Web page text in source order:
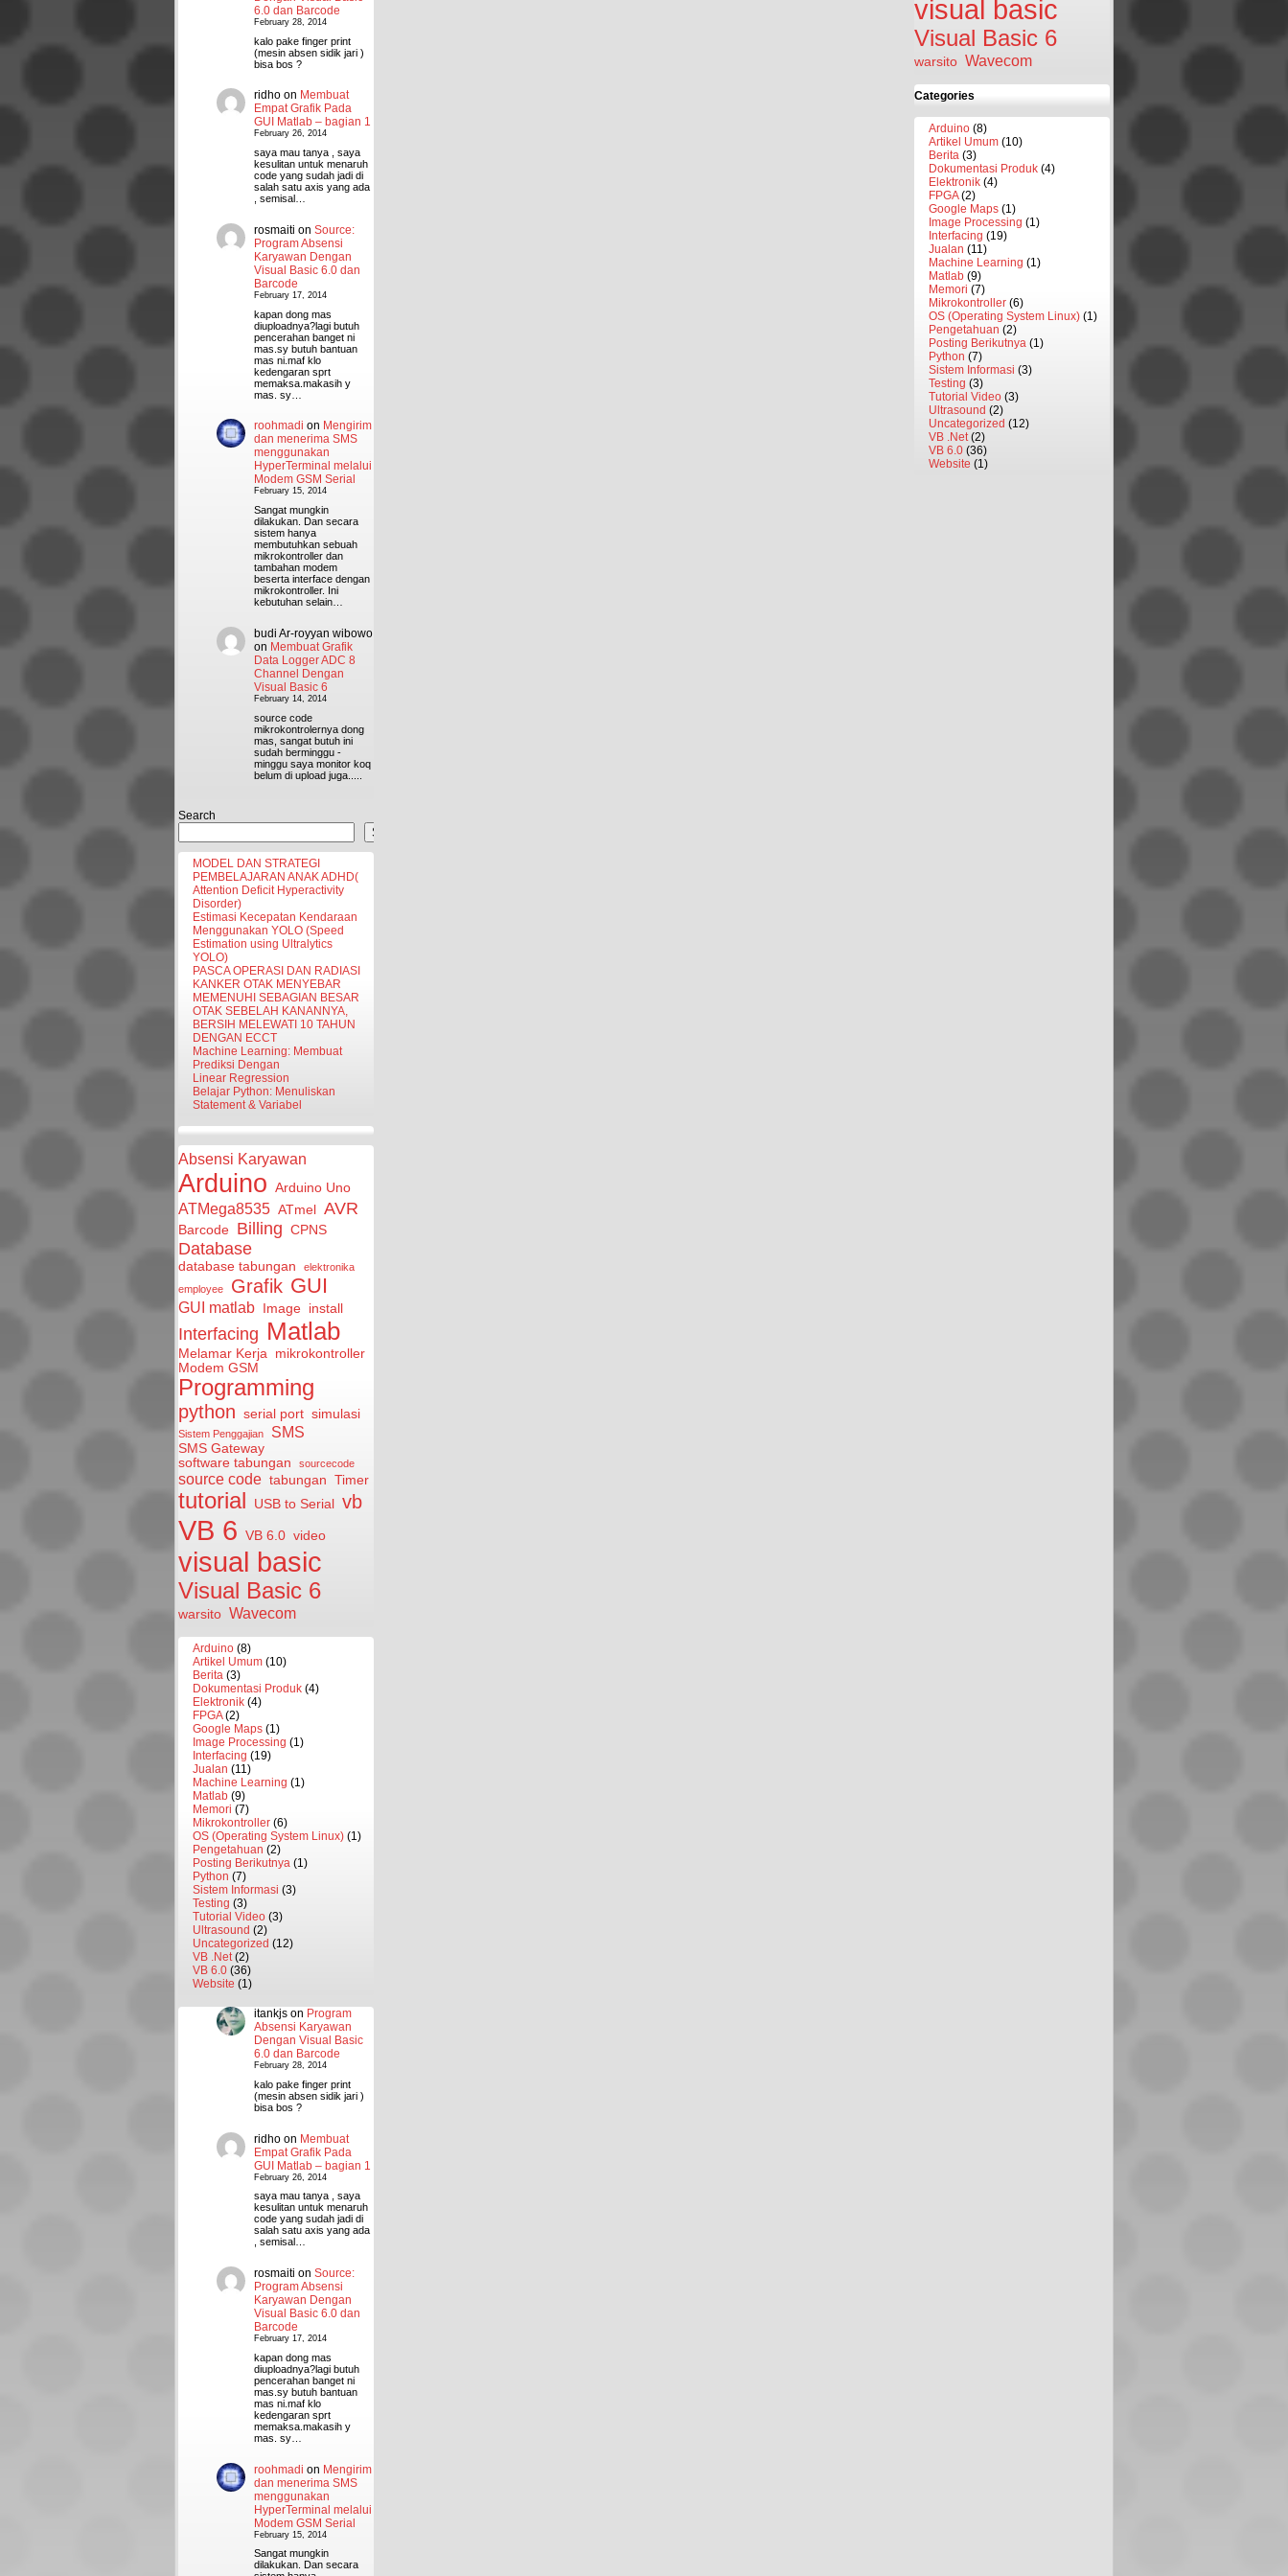
6.0 dan Barcode
February 28, 2014
kalo pake finger print
(mesin absen sidik jari )
bisa bos ?
ridho on Membuat
Empat Grafik Pada
GUI Matlab – bagian 1
February 26, 2014
saya mau tanya , saya
kesulitan untuk menaruh
code yang sudah jadi di
salah satu axis yang ada
, semisal…
rosmaiti on Source:
Program Absensi
Karyawan Dengan
Visual Basic 6.0 dan
Barcode
February 17, 2014
kapan dong mas
diuploadnya?lagi butuh
pencerahan banget ni
mas.sy butuh bantuan
mas ni.maf klo
kedengaran sprt
memaksa.makasih y
mas. sy…
roohmadi on Mengirim
dan menerima SMS
menggunakan
HyperTerminal melalui
Modem GSM Serial
February 15, 2014
Sangat mungkin
dilakukan. Dan secara
sistem hanya
membutuhkan sebuah
mikrokontroller dan
tambahan modem
beserta interface dengan
mikrokontroller. Ini
kebutuhan selain…
budi Ar-royyan wibowo
on Membuat Grafik
Data Logger ADC 8
Channel Dengan
Visual Basic 6
February 14, 2014
source code
mikrokontrolernya dong
mas, sangat butuh ini
sudah berminggu -
minggu saya monitor koq
belum di upload juga.....
Search
Search
MODEL DAN STRATEGI
PEMBELAJARAN ANAK ADHD(
Attention Deficit Hyperactivity
Disorder)
Estimasi Kecepatan Kendaraan
Menggunakan YOLO (Speed
Estimation using Ultralytics
YOLO)
PASCA OPERASI DAN RADIASI
KANKER OTAK MENYEBAR
MEMENUHI SEBAGIAN BESAR
OTAK SEBELAH KANANNYA,
BERSIH MELEWATI 10 TAHUN
DENGAN ECCT
Machine Learning: Membuat
Prediksi Dengan
Linear Regression
Belajar Python: Menuliskan
Statement & Variabel
Absensi Karyawan
Arduino Arduino Uno
ATMega8535 ATmel AVR
Barcode Billing CPNS
Database
database tabungan
elektronika
employee
Grafik GUI
GUI matlab Image install
Interfacing Matlab
Melamar Kerja mikrokontroller
Modem GSM
Programming
python serial port simulasi
Sistem Penggajian SMS
SMS Gateway
software tabungan
sourcecode
source code tabungan Timer
tutorial USB to Serial vb
VB 6 VB 6.0 video
visual basic
Visual Basic 6
warsito Wavecom
Arduino (8)
Artikel Umum (10)
Berita (3)
Dokumentasi Produk (4)
Elektronik (4)
FPGA(2)
Google Maps (1)
Image Processing (1)
Interfacing (19)
Jualan (11)
Machine Learning (1)
Matlab (9)
Memori (7)
Mikrokontroller (6)
OS (Operating System Linux) (1)
Pengetahuan (2)
Posting Berikutnya (1)
Python (7)
Sistem Informasi (3)
Testing (3)
Tutorial Video (3)
Ultrasound (2)
Uncategorized (12)
VB .Net(2)
VB 6.0 (36)
Website (1)
itankjs on Program
Absensi Karyawan
Dengan Visual Basic
6.0 dan Barcode
February 28, 2014
kalo pake finger print
(mesin absen sidik jari )
bisa bos ?
ridho on Membuat
Empat Grafik Pada
GUI Matlab – bagian 1
February 26, 2014
saya mau tanya , saya
kesulitan untuk menaruh
code yang sudah jadi di
salah satu axis yang ada
, semisal…
rosmaiti on Source:
Program Absensi
Karyawan Dengan
Visual Basic 6.0 dan
Barcode
February 17, 2014
kapan dong mas
diuploadnya?lagi butuh
pencerahan banget ni
mas.sy butuh bantuan
mas ni.maf klo
kedengaran sprt
memaksa.makasih y
mas. sy…
roohmadi on Mengirim
dan menerima SMS
menggunakan
HyperTerminal melalui
Modem GSM Serial
February 15, 2014
Sangat mungkin
dilakukan. Dan secara
visual basic
Visual Basic 6
warsito Wavecom
Categories
Arduino (8)
Artikel Umum (10)
Berita (3)
Dokumentasi Produk (4)
Elektronik (4)
FPGA(2)
Google Maps (1)
Image Processing (1)
Interfacing (19)
Jualan (11)
Machine Learning (1)
Matlab (9)
Memori (7)
Mikrokontroller (6)
OS (Operating System Linux) (1)
Pengetahuan (2)
Posting Berikutnya (1)
Python (7)
Sistem Informasi (3)
Testing (3)
Tutorial Video (3)
Ultrasound (2)
Uncategorized (12)
VB .Net(2)
VB 6.0 (36)
Website (1)